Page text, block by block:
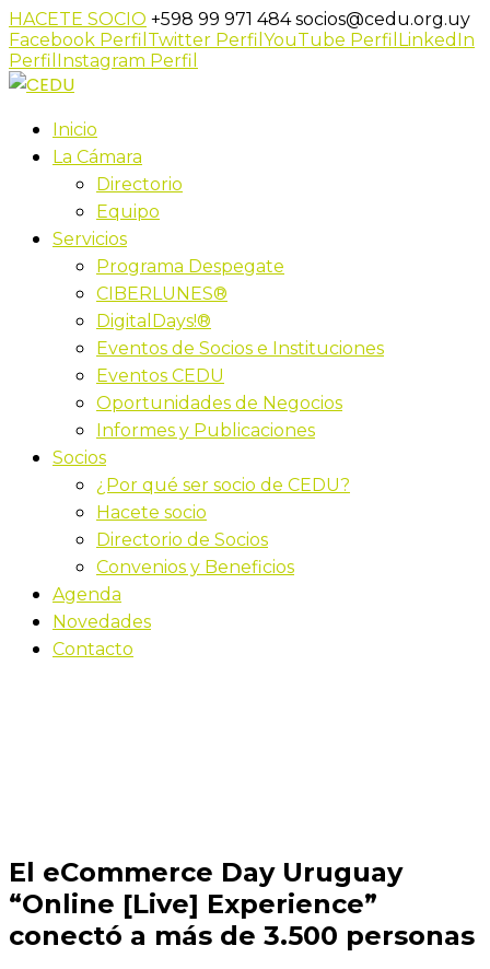
HACETE SOCIO +598 99 971 484socios@cedu.org.uy
Facebook Perfil Twitter Perfil YouTube Perfil LinkedIn
Perfil Instagram Perfil
Inicio
La Cámara
Directorio
Equipo
Servicios
Programa Despegate
CIBERLUNES®
DigitalDays!®
Eventos de Socios e Instituciones
Eventos CEDU
Oportunidades de Negocios
Informes y Publicaciones
Socios
¿Por qué ser socio de CEDU?
Hacete socio
Directorio de Socios
Convenios y Beneficios
Agenda
Novedades
Contacto
El eCommerce Day Uruguay
“Online [Live] Experience”
conectó a más de 3.500 personas